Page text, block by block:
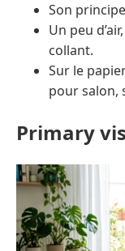
Son
Un peu
collant.
Sur le
pour salon,
Primary